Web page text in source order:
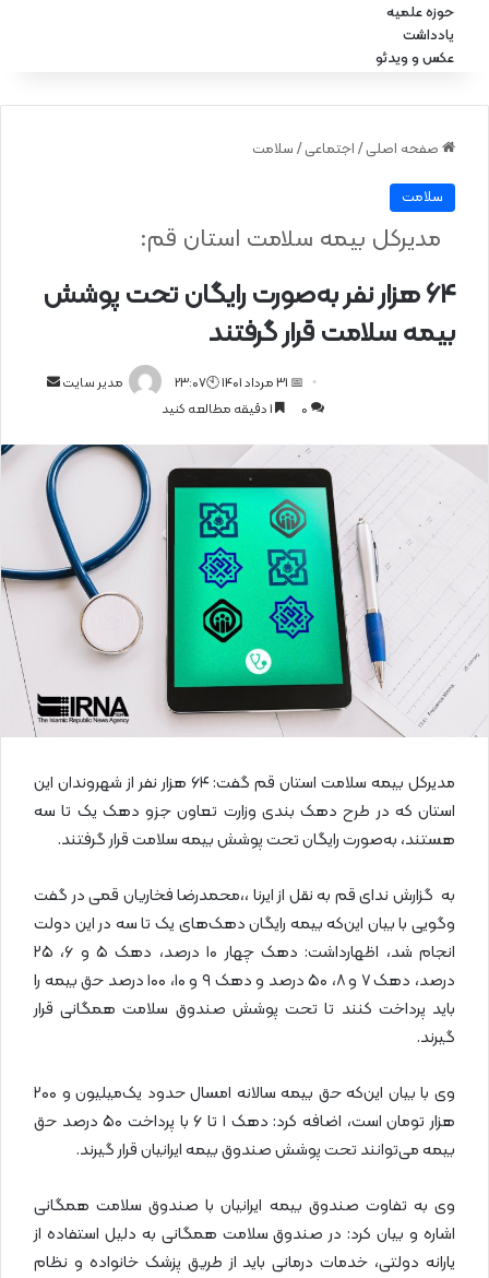
حوزه علمیه
یادداشت
عکس و ویدئو
صفحه اصلی / اجتماعی / سلامت
سلامت
۶۴ هزار نفر به‌صورت رایگان تحت پوشش
بیمه سلامت قرار گرفتند
مدیرکل بیمه سلامت استان قم:
مدیر سایت
ل
م
ی
📅 31 مرداد 1401 🕙23:07
0
مدیرکل بیمه سلامت استان قم گفت: ۶۴ هزار نفر از شهروندان این
استان که در طرح دهک بندی وزارت تعاون جزو دهک یک تا سه
هستند، به‌صورت رایگان تحت پوشش بیمه سلامت قرار گرفتند.
به گزارش ندای قم به نقل از ایرنا ،،محمدرضا فخاریان قمی در گفت
وگویی با بیان این‌که بیمه رایگان دهک‌های یک تا سه در این دولت
انجام شد، اظهارداشت: دهک چهار ۱۰ درصد، دهک ۵ و ۶، ۲۵
درصد، دهک ۷ و ۸، ۵۰ درصد و دهک ۹ و ۱۰، ۱۰۰ درصد حق بیمه را
باید پرداخت کنند تا تحت پوشش صندوق سلامت همگانی قرار
گیرند.
وی با بیان این‌که حق بیمه سالانه امسال حدود یک‌میلیون و ۲۰۰
هزار تومان است، اضافه کرد: دهک ۱ تا ۶ با پرداخت ۵۰ درصد حق
بیمه می‌توانند تحت پوشش صندوق بیمه ایرانیان قرار گیرند.
وی به تفاوت صندوق بیمه ایرانیان با صندوق سلامت همگانی
اشاره و بیان کرد: در صندوق سلامت همگانی به دلیل استفاده از
یارانه دولتی، خدمات درمانی باید از طریق پزشک خانواده و نظام